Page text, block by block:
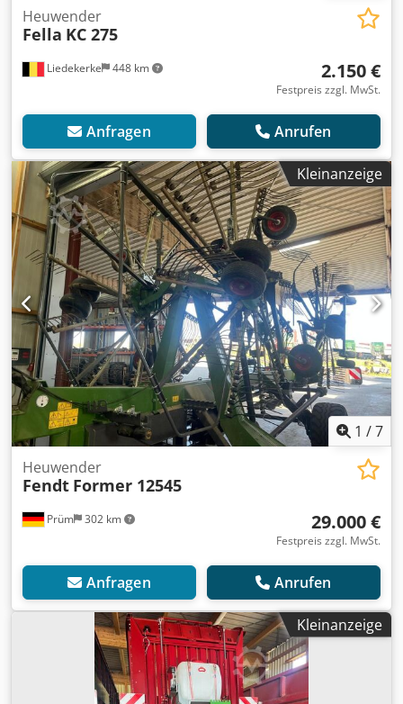
Liedekerke 448 km
Heuwender
Fella KC 275
2.150 €
Festpreis zzgl. MwSt.
Anfragen Anrufen
Kleinanzeige
1 /7
Prüm 302 km
Heuwender
Fendt Former 12545
29.000 €
Festpreis zzgl. MwSt.
Anfragen Anrufen
Kleinanzeige